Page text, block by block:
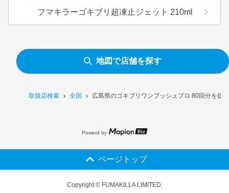
取扱店検索 全国 広島県のゴキブリワンプッシュプロ 80回分を扱
フマキラーゴキブリ超凍止ジェット 210ml
地図で店舗を探す
Powerd by
ページトップ
Copyright © FUMAKILLA LIMITED.